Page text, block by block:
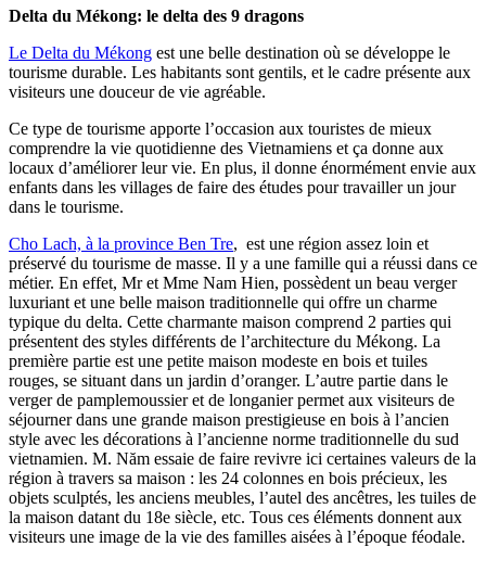
Delta du Mékong: le delta des 9 dragons
Le Delta du Mékong est une belle destination où se développe le
tourisme durable. Les habitants sont gentils, et le cadre présente aux
visiteurs une douceur de vie agréable.
Ce type de tourisme apporte l’occasion aux touristes de mieux
comprendre la vie quotidienne des Vietnamiens et ça donne aux
locaux d’améliorer leur vie. En plus, il donne énormément envie aux
enfants dans les villages de faire des études pour travailler un jour
dans le tourisme.
Cho Lach, à la province Ben Tre, est une région assez loin et
préservé du tourisme de masse. Il y a une famille qui a réussi dans ce
métier. En effet, Mr et Mme Nam Hien, possèdent un beau verger
luxuriant et une belle maison traditionnelle qui offre un charme
typique du delta. Cette charmante maison comprend 2 parties qui
présentent des styles différents de l’architecture du Mékong. La
première partie est une petite maison modeste en bois et tuiles
rouges, se situant dans un jardin d’oranger. L’autre partie dans le
verger de pamplemoussier et de longanier permet aux visiteurs de
séjourner dans une grande maison prestigieuse en bois à l’ancien
style avec les décorations à l’ancienne norme traditionnelle du sud
vietnamien. M. Năm essaie de faire revivre ici certaines valeurs de la
région à travers sa maison : les 24 colonnes en bois précieux, les
objets sculptés, les anciens meubles, l’autel des ancêtres, les tuiles de
la maison datant du 18e siècle, etc. Tous ces éléments donnent aux
visiteurs une image de la vie des familles aisées à l’époque féodale.